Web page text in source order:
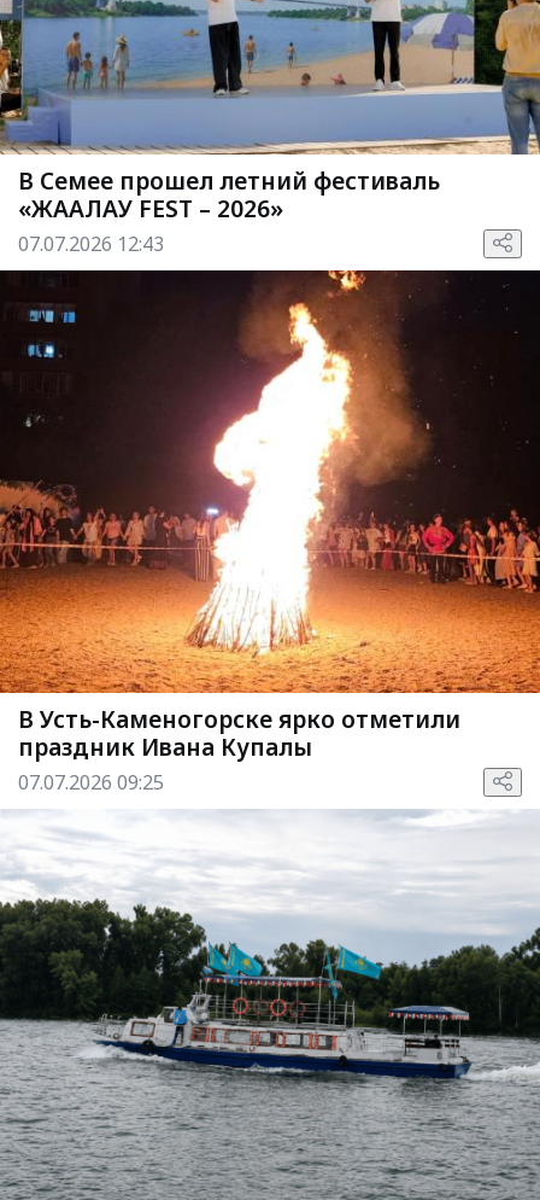
В Семее прошел летний фестиваль
«ЖАҒАЛАУ FEST – 2026»
07.07.2026 12:43
В Усть-Каменогорске ярко отметили
праздник Ивана Купалы
07.07.2026 09:25